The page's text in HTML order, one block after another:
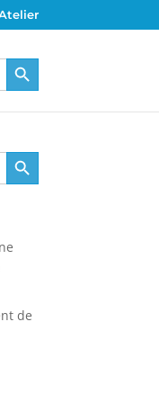
Search Button
Search Button
de